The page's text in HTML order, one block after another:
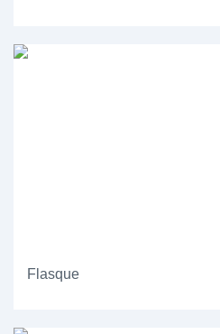
Flasque